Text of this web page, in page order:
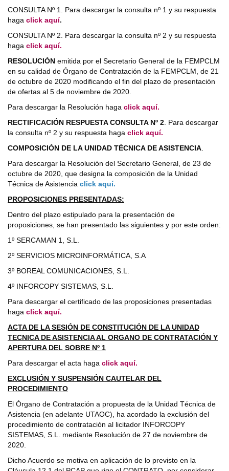
CONSULTA Nº 1. Para descargar la consulta nº 1 y su respuesta
haga click aquí.
CONSULTA Nº 2. Para descargar la consulta nº 2 y su respuesta
haga click aquí.
RESOLUCIÓN emitida por el Secretario General de la FEMPCLM
en su calidad de Órgano de Contratación de la FEMPCLM, de 21
de octubre de 2020 modificando el fin del plazo de presentación
de ofertas al 5 de noviembre de 2020.
Para descargar la Resolución haga click aquí.
RECTIFICACIÓN RESPUESTA CONSULTA Nº 2 . Para descargar
la consulta nº 2 y su respuesta haga click aquí.
COMPOSICIÓN DE LA UNIDAD TÉCNICA DE ASISTENCIA
Para descargar la Resolución del Secretario General, de 23 de
octubre de 2020, que designa la composición de la Unidad
Técnica de Asistencia click aquí.
PROPOSICIONES PRESENTADAS:
Dentro del plazo estipulado para la presentación de
proposiciones, se han presentado las siguientes y por este orden:
1º SERCAMAN 1, S.L.
2º SERVICIOS MICROINFORMÁTICA, S.A
3º BOREAL COMUNICACIONES, S.L.
4º INFORCOPY SISTEMAS, S.L.
Para descargar el certificado de las proposiciones presentadas
haga click aquí.
ACTA DE LA SESIÓN DE CONSTITUCIÓN DE LA UNIDAD
TECNICA DE ASISTENCIA AL ORGANO DE CONTRATACIÓN Y
APERTURA DEL SOBRE Nº 1
Para descargar el acta haga click aquí.
EXCLUSIÓN Y SUSPENSIÓN CAUTELAR DEL
PROCEDIMIENTO
El Órgano de Contratación a propuesta de la Unidad Técnica de
Asistencia (en adelante UTAOC), ha acordado la exclusión del
procedimiento de contratación al licitador INFORCOPY
SISTEMAS, S.L. mediante Resolución de 27 de noviembre de
2020.
Dicho Acuerdo se motiva en aplicación de lo previsto en la